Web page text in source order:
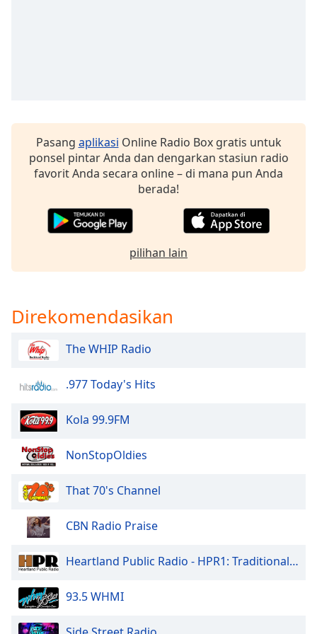
the
window.
Text
Color
Opacity
Caption
Background
Color
Text
Edge
Style
Pasang aplikasi Online Radio Box gratis untuk
ponsel pintar Anda dan dengarkan stasiun radio
favorit Anda secara online – di mana pun Anda
berada!
pilihan lain
Direkomendasikan
The WHIP Radio
.977 Today's Hits
Kola 99.9FM
NonStopOldies
That 70's Channel
CBN Radio Praise
Heartland Public Radio - HPR1: Traditional Classic Country
93.5 WHMI